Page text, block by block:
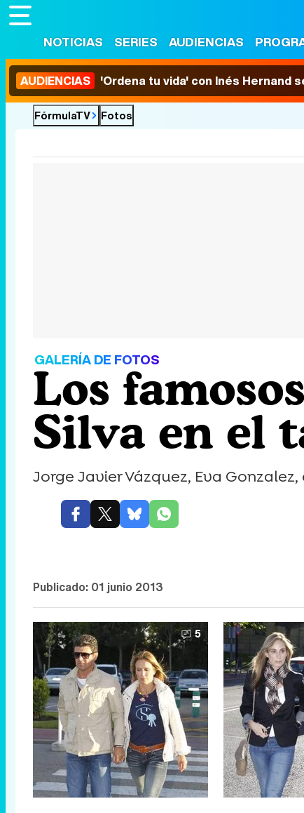
NOTICIAS SERIES AUDIENCIAS
AUDIENCIAS 'Ordena tu vida' con Inés Hernand
FórmulaTV Fotos
GALERÍA DE FOTOS
Los
Silva en el
Jorge Javier Vázquez, Eva
Publicado: 01 junio 2013
5